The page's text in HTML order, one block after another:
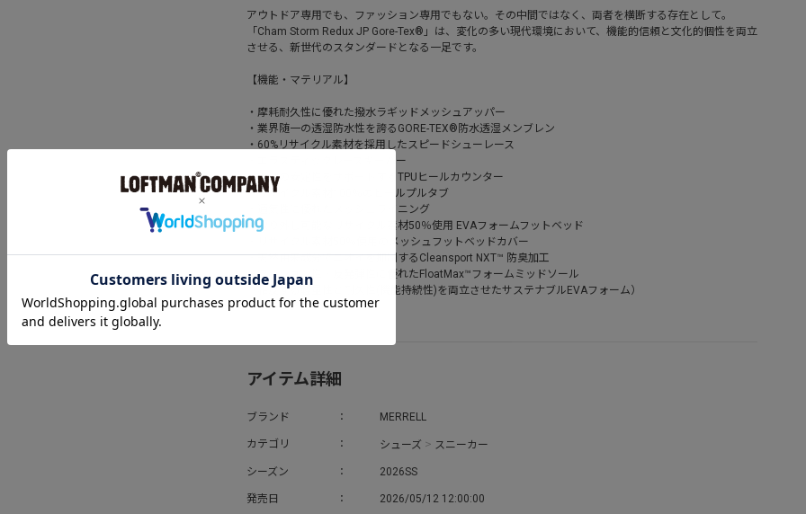
アウトドア専用でも、ファッション専用でもない。その中間ではなく、両者を横断する存在として。
「Cham Storm Redux JP Gore-Tex®」は、変化の多い現代環境において、機能的信頼と文化的個性を両立
させる、新世代のスタンダードとなる一足です。
【機能・マテリアル】
・摩耗耐久性に優れた撥水ラギッドメッシュアッパー
・業界随一の透湿防水性を誇るGORE-TEX®防水透湿メンブレン
・60%リサイクル素材を採用したスピードシューレース
・エラスティックレースキーパー
・着地の安定性をサポートするTPUヒールカウンター
・リサイクル素材100％のヒールプルタブ
・通気性に優れたメッシュライニング
・取り外し可能なリサイクル素材50％使用 EVAフォームフットベッド
・リサイクル素材50％使用のメッシュフットベッドカバー
・天然由来成分でニオイを抑制するCleansport NXT™ 防臭加工
・クッション性・反発弾性に優れたFloatMax™フォームミッドソール
（相反する軽量性と耐久性(機能持続性)を両立させたサステナブルEVAフォーム）
・ラバーアウトソール
アイテム詳細
ブランド MERRELL
カテゴリ シューズ > スニーカー
シーズン 2026SS
発売日 2026/05/12 12:00:00